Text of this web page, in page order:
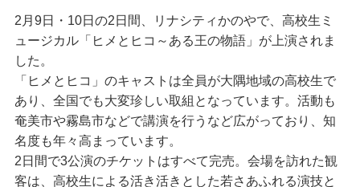
2月9日・10日の2日間、リナシティかのやで、高校生ミ
ュージカル「ヒメとヒコ～ある王の物語」が上演されま
した。
「ヒメとヒコ」のキャストは全員が大隅地域の高校生で
あり、全国でも大変珍しい取組となっています。活動も
奄美市や霧島市などで講演を行うなど広がっており、知
名度も年々高まっています。
2日間で3公演のチケットはすべて完売。会場を訪れた観
客は、高校生による活き活きとした若さあふれる演技と